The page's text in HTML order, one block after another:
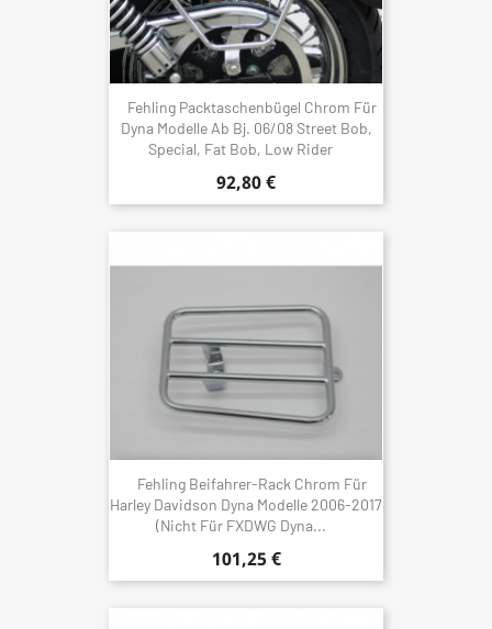
Fehling Packtaschenbügel Chrom Für
Dyna Modelle Ab Bj. 06/08 Street Bob,
Special, Fat Bob, Low Rider
92,80 €
Fehling Beifahrer-Rack Chrom Für
Harley Davidson Dyna Modelle 2006-2017
(Nicht Für FXDWG Dyna...
101,25 €